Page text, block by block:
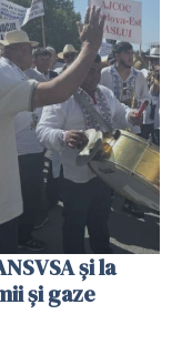
și la
și gaze